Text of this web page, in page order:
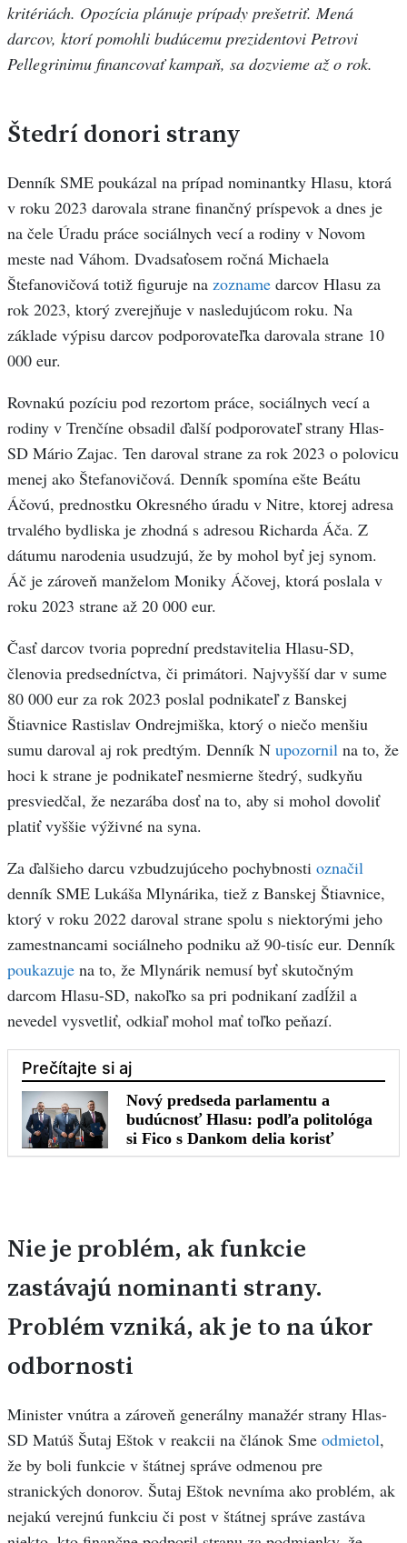
kritériách. Opozícia plánuje prípady prešetriť. Mená
darcov, ktorí pomohli budúcemu prezidentovi Petrovi
Pellegrinimu financovať kampaň, sa dozvieme až o rok.
Štedrí donori strany
Denník SME poukázal na prípad nominantky Hlasu, ktorá
v roku 2023 darovala strane finančný príspevok a dnes je
na čele Úradu práce sociálnych vecí a rodiny v Novom
meste nad Váhom. Dvadsaťosem ročná Michaela
Štefanovičová totiž figuruje na zozname darcov Hlasu za
rok 2023, ktorý zverejňuje v nasledujúcom roku. Na
základe výpisu darcov podporovateľka darovala strane 10
000 eur.
Rovnakú pozíciu pod rezortom práce, sociálnych vecí a
rodiny v Trenčíne obsadil ďalší podporovateľ strany Hlas-
SD Mário Zajac. Ten daroval strane za rok 2023 o polovicu
menej ako Štefanovičová. Denník spomína ešte Beátu
Áčovú, prednostku Okresného úradu v Nitre, ktorej adresa
trvalého bydliska je zhodná s adresou Richarda Áča. Z
dátumu narodenia usudzujú, že by mohol byť jej synom.
Áč je zároveň manželom Moniky Áčovej, ktorá poslala v
roku 2023 strane až 20 000 eur.
Časť darcov tvoria poprední predstavitelia Hlasu-SD,
členovia predsedníctva, či primátori. Najvyšší dar v sume
80 000 eur za rok 2023 poslal podnikateľ z Banskej
Štiavnice Rastislav Ondrejmiška, ktorý o niečo menšiu
sumu daroval aj rok predtým. Denník N upozornil na to, že
hoci k strane je podnikateľ nesmierne štedrý, sudkyňu
presviedčal, že nezarába dosť na to, aby si mohol dovoliť
platiť vyššie výživné na syna.
Za ďalšieho darcu vzbudzujúceho pochybnosti označil
denník SME Lukáša Mlynárika, tiež z Banskej Štiavnice,
ktorý v roku 2022 daroval strane spolu s niektorými jeho
zamestnancami sociálneho podniku až 90-tisíc eur. Denník
poukazuje na to, že Mlynárik nemusí byť skutočným
darcom Hlasu-SD, nakoľko sa pri podnikaní zadĺžil a
nevedel vysvetliť, odkiaľ mohol mať toľko peňazí.
Nie je problém, ak funkcie
zastávajú nominanti strany.
Problém vzniká, ak je to na úkor
odbornosti
Minister vnútra a zároveň generálny manažér strany Hlas-
SD Matúš Šutaj Eštok v reakcii na článok Sme odmietol,
že by boli funkcie v štátnej správe odmenou pre
stranických donorov. Šutaj Eštok nevníma ako problém, ak
nejakú verejnú funkciu či post v štátnej správe zastáva